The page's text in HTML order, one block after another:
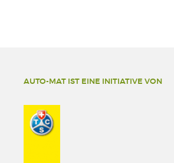
AUTO-MAT IST EINE INITIATIVE VON